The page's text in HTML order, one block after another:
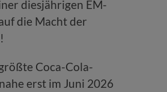
diesjährigen EM-
die Macht der
Coca-Cola-
erst im Juni 2026